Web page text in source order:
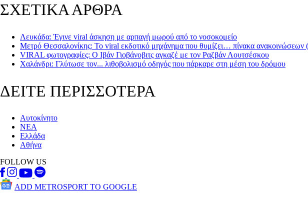
ΣΧΕΤΙΚΑ ΑΡΘΡΑ
Λευκάδα: Έγινε viral άσκηση με αρπαγή μωρού από το νοσοκομείο
Μετρό Θεσσαλονίκης: Το viral εκδοτικό μηχάνημα που θυμίζει… πίνακα ανακοινώσεων
VIRAL φωτογραφίες: Ο Ιβάν Γιοβάνοβιτς αγκαζέ με τον Ραζβάν Λουτσέσκου
Χαλάνδρι: Γλύτωσε τον... λιθοβολισμό οδηγός που πάρκαρε στη μέση του δρόμου
ΔΕΙΤΕ ΠΕΡΙΣΣΟΤΕΡΑ
Αυτοκίνητο
ΝΕΑ
Ελλάδα
Αθήνα
FOLLOW US
ADD METROSPORT TO GOOGLE